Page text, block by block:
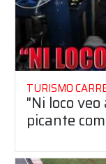
TURISMO
"Ni loco
picante